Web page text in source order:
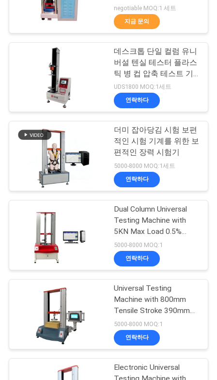
여
행
관
락
뉴
2 롤 밀
유니버셜 테스팅 기
계
밴버리 혼합기
32
장력 시험기
negotiable MOQ:1 세트
지금 문의
데스크톱 단일 컬럼 유니
버설 텐실 테스터 플라스
틱 병 컵 압축 테스트 기
계
UDS1800 MOQ:1세트
연락하다
더미 잡아당김 시험 보편
적인 시험 기계를 위한 보
편적인 장력 시험기
5000-8000 MOQ:1세트
연락하다
Dual Column Universal
Testing Machine with
5KN Max Load 0.5%
Accuracy and 380mm
Testing Width
5000-8000 MOQ:1
연락하다
Universal Testing
Machine with 800mm
Tensile Stroke 390mm
Testing Width and Two-
Year Warranty for Foam
IFD Hardness Testing
5000-8000 MOQ:1
연락하다
Electronic Universal